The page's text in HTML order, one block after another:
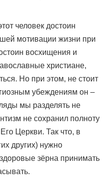
человек достоин
мотивации жизни при
восхищения и
христиане,
Но при этом, не стоит
убеждениям он –
мы разделять не
не сохранил полноту
Церкви. Так что, в
других) нужно
зёрна принимать